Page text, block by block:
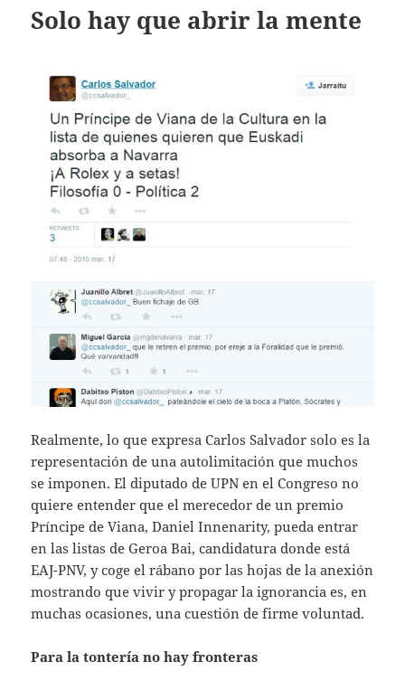
Solo hay que abrir la mente
Realmente, lo que expresa Carlos Salvador solo es la
representación de una autolimitación que muchos
se imponen. El diputado de UPN en el Congreso no
quiere entender que el merecedor de un premio
Príncipe de Viana, Daniel Innenarity, pueda entrar
en las listas de Geroa Bai, candidatura donde está
EAJ-PNV, y coge el rábano por las hojas de la anexión
mostrando que vivir y propagar la ignorancia es, en
muchas ocasiones, una cuestión de firme voluntad.
Para la tontería no hay fronteras